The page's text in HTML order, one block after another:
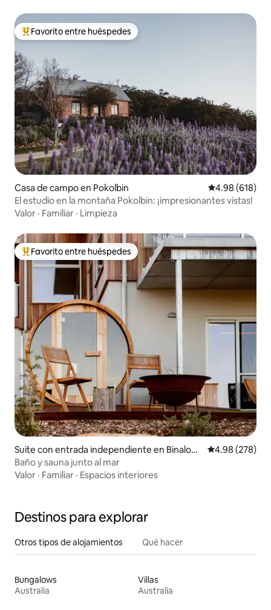
De los mejores en Favorito entre huéspedes
Favorito entre huéspedes
Casa de campo en Pokolbin Calificación
4.98 (618)
El estudio en la montaña Pokolbin: ¡impresionantes vistas!
Valor · Familiar · Limpieza
De los mejores en Favorito entre huéspedes
Favorito entre huéspedes
Suite con entrada independiente en Binalong
Bay
Calificación
4.98 (278)
Baño y sauna junto al mar
Valor · Familiar · Espacios interiores
Destinos para explorar
Otros tipos de alojamientos Qué hacer
Bungalows
Australia
Villas
Australia